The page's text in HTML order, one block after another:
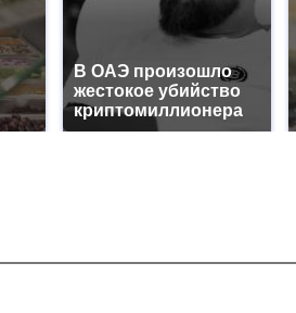
В ОАЭ произошло
жестокое убийство
криптомиллионера